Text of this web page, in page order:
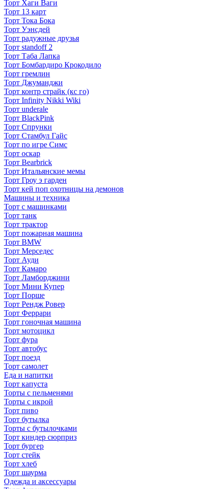
Торт Хаги Ваги
Торт 13 карт
Торт Тока Бока
Торт Уэнсдей
Торт радужные друзья
Торт standoff 2
Торт Таба Лапка
Торт Бомбардиро Крокодило
Торт гремлин
Торт Джуманджи
Торт контр страйк (кс го)
Торт Infinity Nikki Wiki
Торт underale
Торт BlackPink
Торт Спрунки
Торт Стамбул Гайс
Торт по игре Симс
Торт оскар
Торт Bearbrick
Торт Итальянские мемы
Торт Гроу э гарден
Торт кей поп охотницы на демонов
Машины и техника
Торт с машинками
Торт танк
Торт трактор
Торт пожарная машина
Торт BMW
Торт Мерседес
Торт Ауди
Торт Камаро
Торт Ламборджини
Торт Мини Купер
Торт Порше
Торт Рендж Ровер
Торт Феррари
Торт гоночная машина
Торт мотоцикл
Торт фура
Торт автобус
Торт поезд
Торт самолет
Еда и напитки
Торт капуста
Торты с пельменями
Торты с икрой
Торт пиво
Торт бутылка
Торты с бутылочками
Торт киндер сюрприз
Торт бургер
Торт стейк
Торт хлеб
Торт шаурма
Одежда и аксессуары